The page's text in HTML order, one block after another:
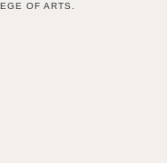
OF ARTS.